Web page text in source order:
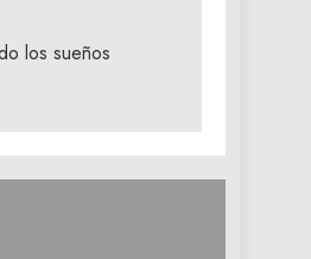
los sueños